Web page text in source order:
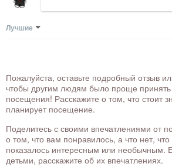
Лучшие
Пожалуйста, оставьте подробный отзыв
чтобы другим людям было проще
посещения! Расскажите о том, что стоит
планирует посещение.
Поделитесь с своими впечатлениями от
о том, что вам понравилось, а что нет,
показалось интересным или необычным.
детьми, расскажите об их впечатлениях.